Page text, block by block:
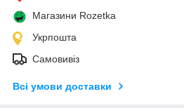
Магазини Rozetka
Укрпошта
Самовивіз
Всі умови доставки